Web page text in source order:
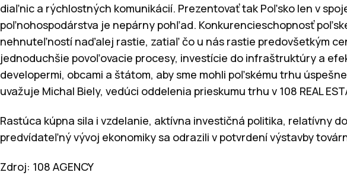
diaľnic a rýchlostných komunikácií. Prezentovať tak Poľsko len v
poľnohospodárstva je nepárny pohľad. Konkurencieschopnosť
nehnuteľností naďalej rastie, zatiaľ čo u nás rastie predovšetkým
jednoduchšie povoľovacie procesy, investície do infraštruktúry a
developermi, obcami a štátom, aby sme mohli poľskému trhu
uvažuje Michal Biely, vedúci oddelenia prieskumu trhu v 108 REAL
Rastúca kúpna sila i vzdelanie, aktívna investičná politika, relatívny
predvídateľný vývoj ekonomiky sa odrazili v potvrdení výstavby
Zdroj: 108 AGENCY